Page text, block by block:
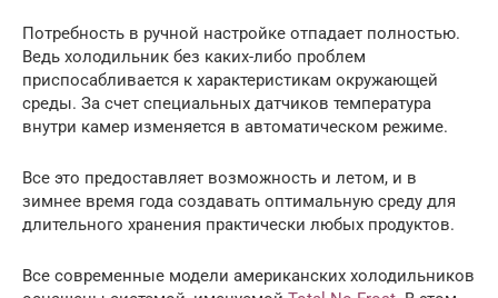
Потребность в ручной настройке отпадает полностью.
Ведь холодильник без каких-либо проблем
приспосабливается к характеристикам окружающей
среды. За счет специальных датчиков температура
внутри камер изменяется в автоматическом режиме.
Все это предоставляет возможность и летом, и в
зимнее время года создавать оптимальную среду для
длительного хранения практически любых продуктов.
Все современные модели американских холодильников